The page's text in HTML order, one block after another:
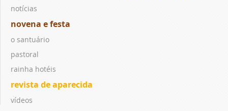
notícias
novena e festa
o santuário
pastoral
rainha hotéis
revista de aparecida
vídeos